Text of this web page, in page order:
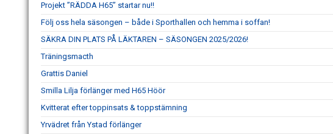
Projekt ”RÄDDA H65” startar nu!!
Följ oss hela säsongen – både i Sporthallen och hemma i soffan!
SÄKRA DIN PLATS PÅ LÄKTAREN – SÄSONGEN 2025/2026!
Träningsmacth
Grattis Daniel
Smilla Lilja förlänger med H65 Höör
Kvitterat efter toppinsats & toppstämning
Yrvädret från Ystad förlänger